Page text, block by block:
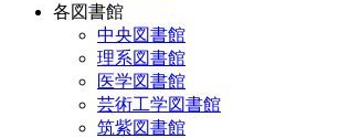
各図書館
中央図書館
理系図書館
医学図書館
芸術工学図書館
筑紫図書館